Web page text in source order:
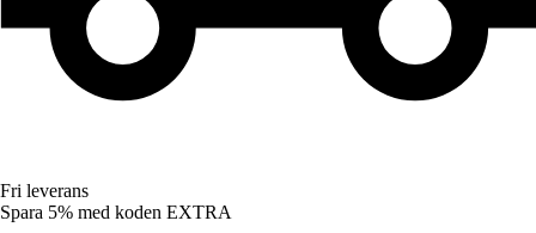
Fri leverans
Spara 5% med koden EXTRA